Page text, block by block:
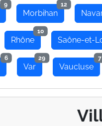
9
Morbihan
12
Rhône
10
Saône-et-
6
Var
29
Vaucluse
7